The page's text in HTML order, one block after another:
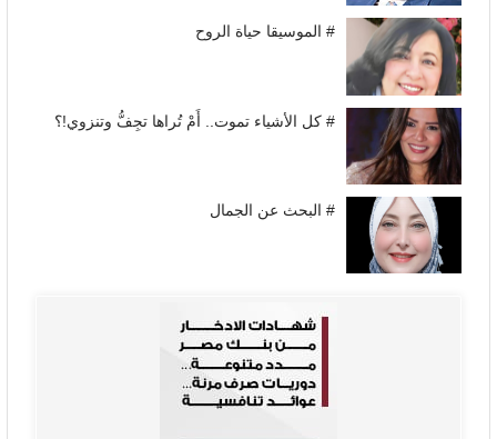
# الموسيقا حياة الروح
# كل الأشياء تموت.. أَمْ تُراها تجِفُّ وتنزوي!؟
# البحث عن الجمال